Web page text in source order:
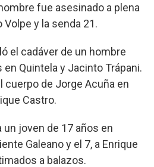
fue asesinado a plena
Volpe y la senda 21.
el cadáver de un hombre
Quintela y Jacinto Trápani.
cuerpo de Jorge Acuña en
Castro.
un joven de 17 años en
Galeano y el 7, a Enrique
a balazos.